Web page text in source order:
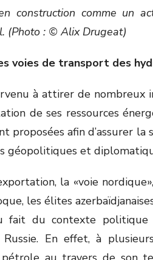
construction comme un
(Photo : © Alix Drugeat)
voies de transport des
à attirer de nombreux
de ses ressources
proposées afin d’assurer
géopolitiques et
la «voie
les élites
fait du contexte politique
En effet, à